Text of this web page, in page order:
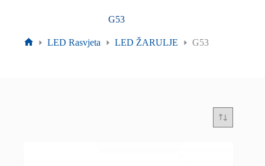
G53
LED Rasvjeta LED ŽARULJE G53